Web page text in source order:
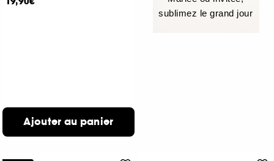
Ajouter au panier
sublimez le grand jour